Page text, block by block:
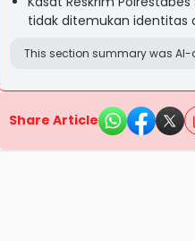
tidak ditemukan identitas
This section summary was
Share Article